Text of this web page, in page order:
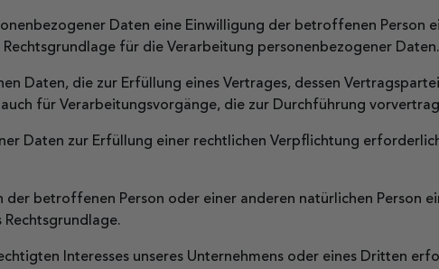
Daten eine Einwilligung der betroffenen Person
für die Verarbeitung personenbezogener Daten.
Daten, die zur Erfüllung eines Vertrages, dessen
auch für Verarbeitungsvorgänge, die zur Durchführung
Daten zur Erfüllung einer rechtlichen Verpflichtung
der betroffenen Person oder einer anderen natürlichen Person
Rechtsgrundlage.
Interesses unseres Unternehmens oder eines Dritten